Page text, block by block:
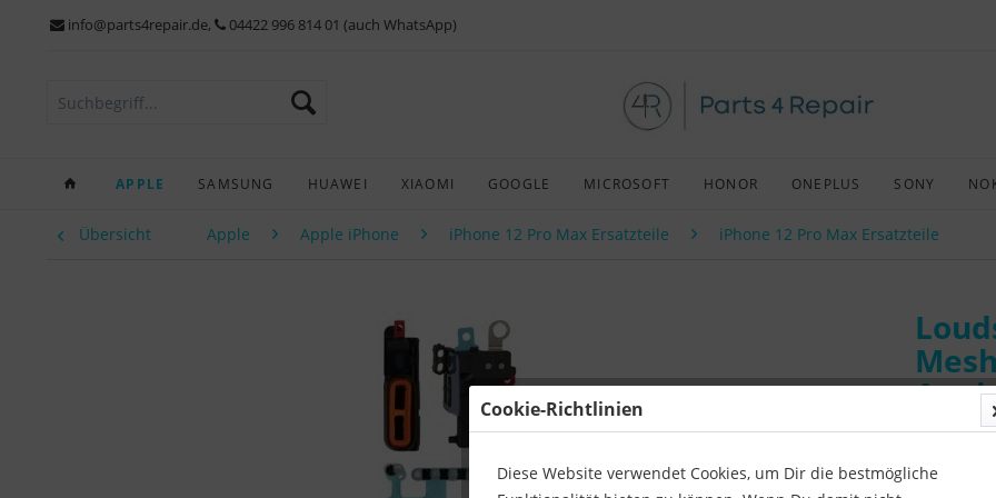
info@parts4repair.de, 04422 996 814 01 (auch WhatsApp)
APPLE SAMSUNG HUAWEI XIAOMI GOOGLE MICROSOFT HONOR ONEPLUS SONY
Übersicht Apple Apple iPhone iPhone 12 Pro Max Ersatzteile iPhone 12 Pro Max Ersatzteile
Art:
Cookie-Richtlinien
Diese Website verwendet Cookies, um Dir die bestmögliche